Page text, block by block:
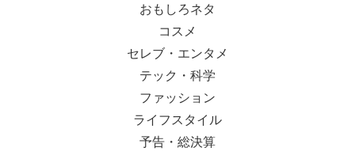
おもしろネタ
コスメ
セレブ・エンタメ
テック・科学
ファッション
ライフスタイル
予告・総決算